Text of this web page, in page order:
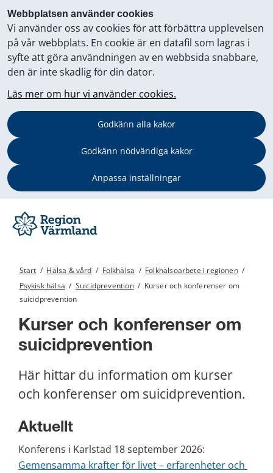
Webbplatsen använder cookies
Vi använder oss av cookies för att förbättra upplevelsen
på vår webbplats. En cookie är en datafil som lagras i
syfte att göra användningen av en webbsida snabbare,
den är inte skadlig för din dator.
Läs mer om hur vi använder cookies.
Godkänn alla kakor
Godkänn nödvändiga kakor
Anpassa inställningar
Start / Hälsa & vård / Folkhälsa / Folkhälsoarbete i regionen /
Psykisk hälsa / Suicidprevention / Kurser och konferenser om
suicidprevention
Kurser och konferenser om
suicidprevention
Här hittar du information om kurser
och konferenser om suicidprevention.
Aktuellt
Konferens i Karlstad 18 september 2026:
Gemensamma krafter för livet – erfarenheter och